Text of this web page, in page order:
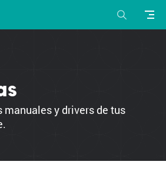
manuales y drivers de tus